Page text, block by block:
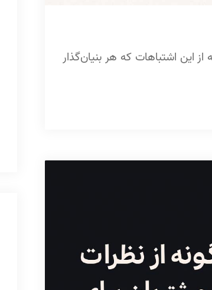
از این اشتباهات که هر بنیان‌گذار